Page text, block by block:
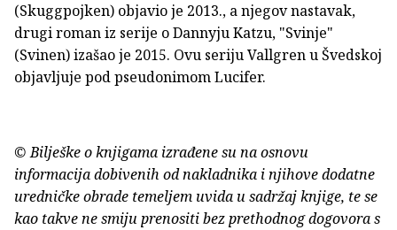
(Skuggpojken) objavio je 2013., a njegov nastavak,
drugi roman iz serije o Dannyju Katzu, "Svinje"
(Svinen) izašao je 2015. Ovu seriju Vallgren u Švedskoj
objavljuje pod pseudonimom Lucifer.
© Bilješke o knjigama izrađene su na osnovu
informacija dobivenih od nakladnika i njihove dodatne
uredničke obrade temeljem uvida u sadržaj knjige, te se
kao takve ne smiju prenositi bez prethodnog dogovora s